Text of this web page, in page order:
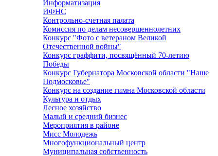
Информатизация
ИФНС
Контрольно-счетная палата
Комиссия по делам несовершеннолетних
Конкурс "Фото с ветераном Великой
Отечественной войны"
Конкурс граффити, посвящённый 70-летию
Победы
Конкурс Губернатора Московской области "Наше
Подмосковье"
Конкурс на создание гимна Московской области
Культура и отдых
Лесное хозяйство
Малый и средний бизнес
Мероприятия в районе
Мисс Молодежь
Многофункциональный центр
Муниципальная собственность